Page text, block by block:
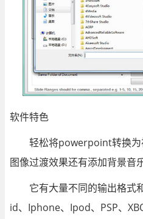
软件特色
轻松将powerpoint转换为
图像过渡效果还有添加背景音乐
它有大量不同的输出格式
id、Iphone、Ipod、PSP、